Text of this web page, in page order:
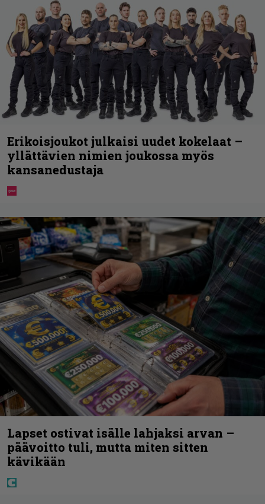
Erikoisjoukot julkaisi uudet kokelaat –
yllättävien nimien joukossa myös
kansanedustaja
Lapset ostivat isälle lahjaksi arvan –
päävoitto tuli, mutta miten sitten
kävikään